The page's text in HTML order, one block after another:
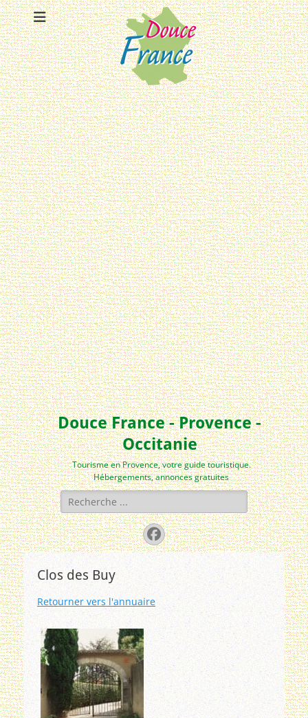
Douce France - Provence -
Occitanie
Tourisme en Provence, votre guide touristique.
Hébergements, annonces gratuites
Rechercher :
Facebook
Clos des Buy
Retourner vers l'annuaire